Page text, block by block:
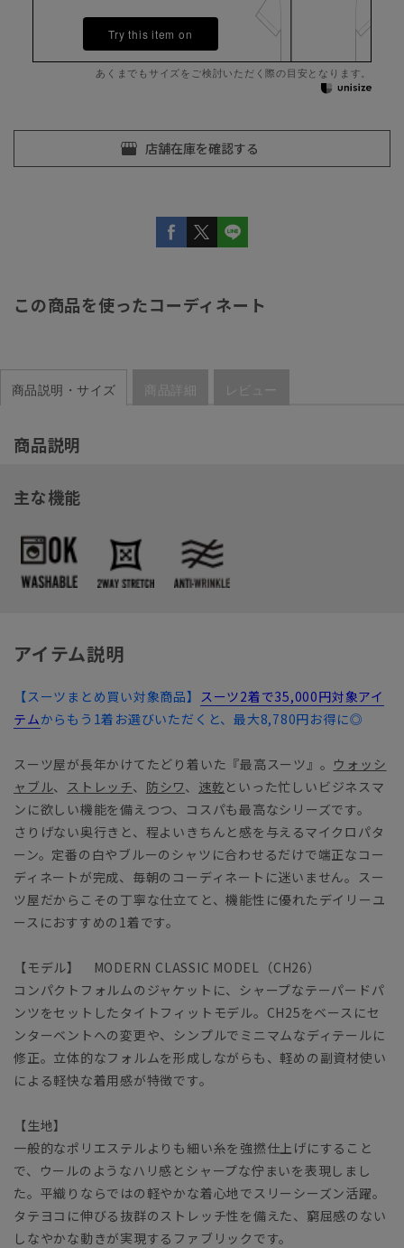
Try this item on
あくまでもサイズをご検討いただく際の目安となります。
この商品を使ったコーディネート
商品説明・サイズ 商品詳細 レビュー
商品説明
主な機能
アイテム説明
【スーツまとめ買い対象商品】 スーツ2着で35,000円対象アイ
テムからもう1着お選びいただくと、最大8,780円お得に◎
スーツ屋が長年かけてたどり着いた『最高スーツ』。 ウォッシ
ャブル、 ストレッチ、 防シワ、 速乾 といった忙しいビジネスマ
ンに欲しい機能を備えつつ、コスパも最高なシリーズです。
さりげない奥行きと、程よいきちんと感を与えるマイクロパタ
ーン。定番の白やブルーのシャツに合わせるだけで端正なコー
ディネートが完成、毎朝のコーディネートに迷いません。スー
ツ屋だからこその丁寧な仕立てと、機能性に優れたデイリーユ
ースにおすすめの1着です。
【モデル】 MODERN CLASSIC MODEL（CH26）
コンパクトフォルムのジャケットに、シャープなテーパードパ
ンツをセットしたタイトフィットモデル。CH25をベースにセ
ンターベントへの変更や、シンプルでミニマムなディテールに
修正。立体的なフォルムを形成しながらも、軽めの副資材使い
による軽快な着用感が特徴です。
【生地】
一般的なポリエステルよりも細い糸を強撚仕上げにすること
で、ウールのようなハリ感とシャープな佇まいを表現しまし
た。平織りならではの軽やかな着心地でスリーシーズン活躍。
タテヨコに伸びる抜群のストレッチ性を備えた、窮屈感のない
しなやかな動きが実現するファブリックです。